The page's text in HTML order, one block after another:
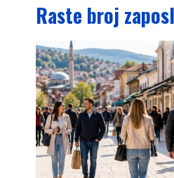
Raste broj